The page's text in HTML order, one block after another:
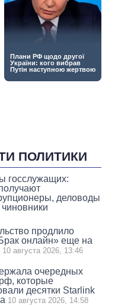
ПОЛИТИКИ
госслужащих:
деловоды
чиновники
продлило
онлайн» еще на
10 августа 2026, 13:46
очередных
которые
десятки Starlink
10 августа 2026, 14:58